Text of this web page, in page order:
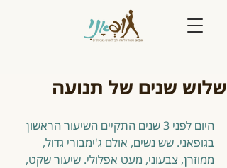
שלוש שנים של תנועה
היום לפני 3 שנים התקיים השיעור הראשון
בגופאני. שש נשים, אולם ג'ימבורי גדול,
ממוזרן, צבעוני, מעט אפלולי. שיעור שקט,